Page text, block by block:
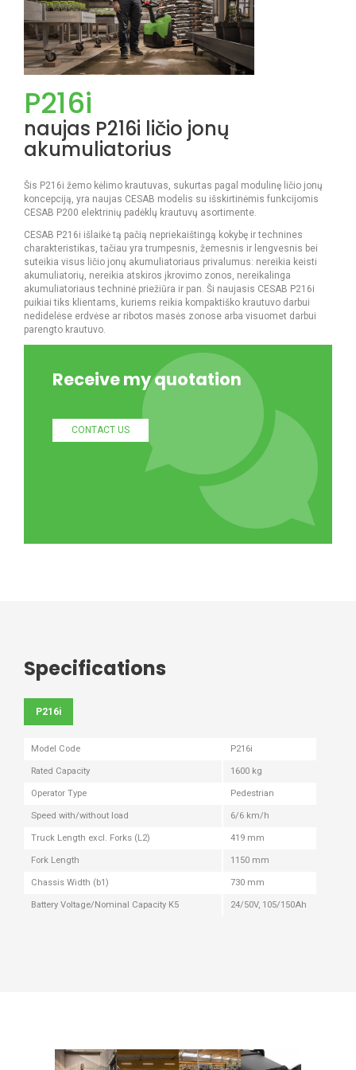
P216i
naujas P216i ličio jonų
akumuliatorius
Šis P216i žemo kėlimo krautuvas, sukurtas pagal modulinę ličio jonų
koncepciją, yra naujas CESAB modelis su išskirtinėmis funkcijomis
CESAB P200 elektrinių padėklų krautuvų asortimente.
CESAB P216i išlaikė tą pačią nepriekaištingą kokybę ir technines
charakteristikas, tačiau yra trumpesnis, žemesnis ir lengvesnis bei
suteikia visus ličio jonų akumuliatoriaus privalumus: nereikia keisti
akumuliatorių, nereikia atskiros įkrovimo zonos, nereikalinga
akumuliatoriaus techninė priežiūra ir pan. Ši naujasis CESAB P216i
puikiai tiks klientams, kuriems reikia kompaktiško krautuvo darbui
nedidelėse erdvėse ar ribotos masės zonose arba visuomet darbui
parengto krautuvo.
Receive my quotation
CONTACT US
Specifications
P216i
Model Code P216i
Rated Capacity 1600 kg
Operator Type Pedestrian
Speed with/without load 6/6 km/h
Truck Length excl. Forks (L2) 419 mm
Fork Length 1150 mm
Chassis Width (b1) 730 mm
Battery Voltage/Nominal Capacity K5 24/50V, 105/150Ah